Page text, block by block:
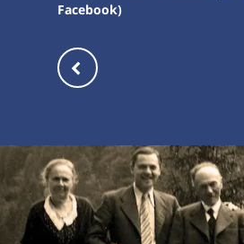
Facebook)